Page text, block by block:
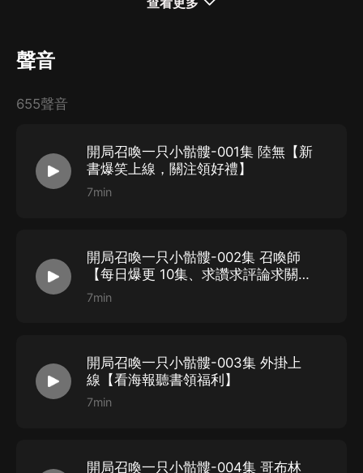
查看更多
聲音
655聲音
開局召喚一只小骷髏-001集 陸無【新
書爆笑上線，關注領好禮】
7min
開局召喚一只小骷髏-002集 召喚師
【每日爆更 10集、求讚求評論求關
注】
7min
開局召喚一只小骷髏-003集 外掛上
線【看海報聽書領福利】
7min
開局召喚一只小骷髏-004集 哥布林